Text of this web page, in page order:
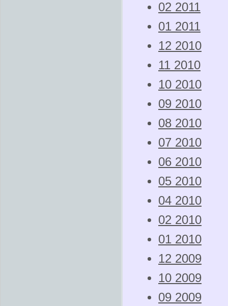
02 2011
01 2011
12 2010
11 2010
10 2010
09 2010
08 2010
07 2010
06 2010
05 2010
04 2010
02 2010
01 2010
12 2009
10 2009
09 2009